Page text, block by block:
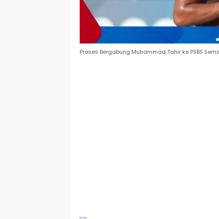
Proses Bergabung Muhammad Tahir ke PSBS